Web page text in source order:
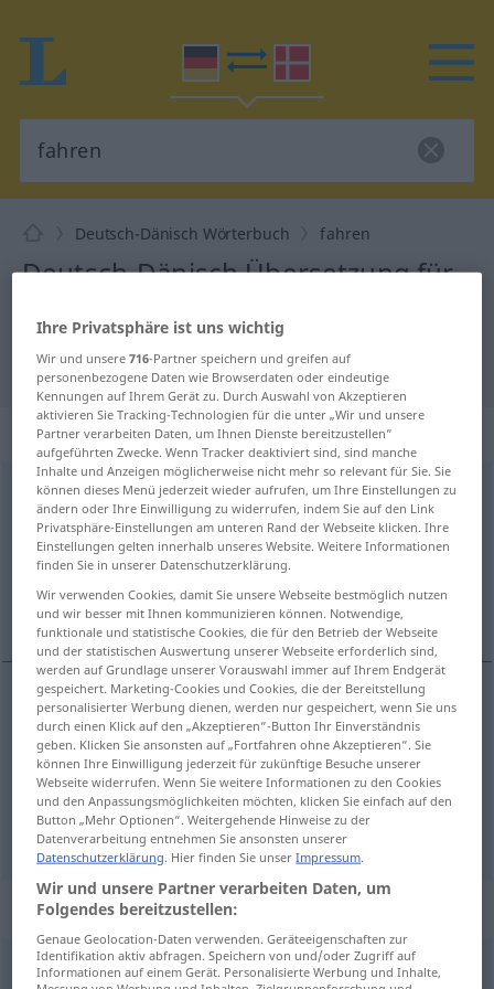
Deutsch-Dänisch Wörterbuch fahren
Deutsch-Dänisch Übersetzung für
"fahren" Dänisch Übersetzung
„fahren“: transitives Verb
fahrenv/t
Übersicht aller Übersetzungen
(Für mehr Details die Übersetzung anklicken/antippen)
køre, sejle, transportere
køre fahren
sejle fahren NAUT
transportere fahrenLasten
„fahren“: intransitives Verb
fahrenv/i
Ihre Privatsphäre ist uns wichtig
Wir und unsere716-Partner speichern und greifen auf
personenbezogene Daten wie Browserdaten oder eindeutige
Kennungen auf Ihrem Gerät zu. Durch Auswahl von Akzeptieren
aktivieren Sie Tracking-Technologien für die unter „Wir und unsere
Partner verarbeiten Daten, um Ihnen Dienste bereitzustellen“
aufgeführten Zwecke. Wenn Tracker deaktiviert sind, sind manche
Inhalte und Anzeigen möglicherweise nicht mehr so relevant für Sie. Sie
können dieses Menü jederzeit wieder aufrufen, um Ihre Einstellungen zu
ändern oder Ihre Einwilligung zu widerrufen, indem Sie auf den Link
Privatsphäre-Einstellungen am unteren Rand der Webseite klicken. Ihre
Einstellungen gelten innerhalb unseres Website. Weitere Informationen
finden Sie in unserer Datenschutzerklärung.
Wir verwenden Cookies, damit Sie unsere Webseite bestmöglich nutzen
und wir besser mit Ihnen kommunizieren können. Notwendige,
funktionale und statistische Cookies, die für den Betrieb der Webseite
und der statistischen Auswertung unserer Webseite erforderlich sind,
werden auf Grundlage unserer Vorauswahl immer auf Ihrem Endgerät
gespeichert. Marketing-Cookies und Cookies, die der Bereitstellung
personalisierter Werbung dienen, werden nur gespeichert, wenn Sie uns
durch einen Klick auf den „Akzeptieren“-Button Ihr Einverständnis
geben. Klicken Sie ansonsten auf „Fortfahren ohne Akzeptieren“. Sie
können Ihre Einwilligung jederzeit für zukünftige Besuche unserer
Webseite widerrufen. Wenn Sie weitere Informationen zu den Cookies
und den Anpassungsmöglichkeiten möchten, klicken Sie einfach auf den
Button „Mehr Optionen“. Weitergehende Hinweise zu der
Datenverarbeitung entnehmen Sie ansonsten unserer
Datenschutzerklärung. Hier finden Sie unserImpressum.
Wir und unsere Partner verarbeiten Daten, um
Folgendes bereitzustellen:
Genaue Geolocation-Daten verwenden. Geräteeigenschaften zur
Identifikation aktiv abfragen. Speichern von und/oder Zugriff auf
Informationen auf einem Gerät. Personalisierte Werbung und Inhalte,